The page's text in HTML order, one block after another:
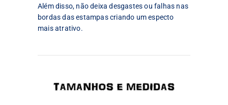
Além disso, não deixa desgastes ou falhas nas
bordas das estampas criando um especto
mais atrativo.